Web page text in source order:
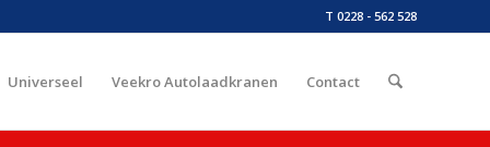
T 0228 - 562 528
Universeel Veekro Autolaadkranen Contact